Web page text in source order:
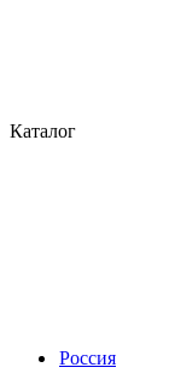
Каталог
Россия